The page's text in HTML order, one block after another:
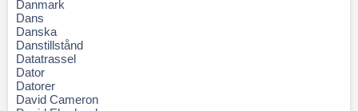
Danmark
Dans
Danska
Danstillstånd
Datatrassel
Dator
Datorer
David Cameron